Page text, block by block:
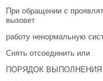
При обращении с
вызовет
работу ненормальную
Снять отсоединить или
ПОРЯДОК ВЫПОЛНЕНИЯ